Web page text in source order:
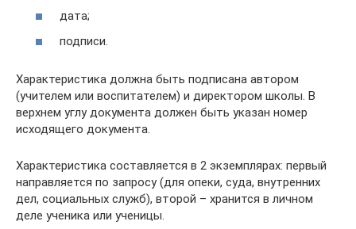
дата;
подписи.
Характеристика должна быть подписана автором
(учителем или воспитателем) и директором школы. В
верхнем углу документа должен быть указан номер
исходящего документа.
Характеристика составляется в 2 экземплярах: первый
направляется по запросу (для опеки, суда, внутренних
дел, социальных служб), второй – хранится в личном
деле ученика или ученицы.